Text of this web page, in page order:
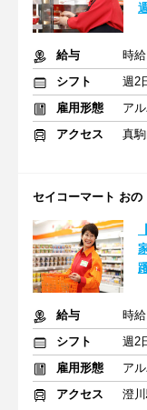
給与
時
シフト
週2
雇用形態
ア
アクセス
真
セイコーマート おの
給与
時
シフト
週2
雇用形態
ア
アクセス
澄